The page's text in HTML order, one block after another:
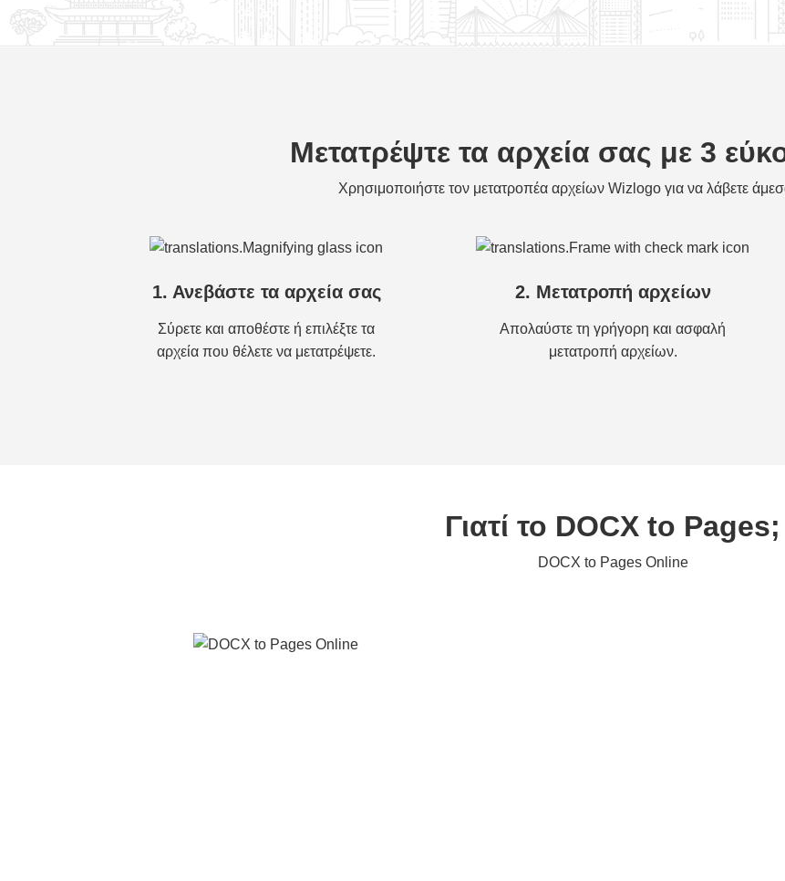
Μετατρέψτε τα αρχεία σας με 3
Χρησιμοποιήστε τον μετατροπέα αρχείων Wizlogo για να λάβετε
1. Ανεβάστε τα αρχεία σας
Σύρετε και αποθέστε ή επιλέξτε τα
αρχεία που θέλετε να μετατρέψετε.
2. Μετατροπή αρχείων
Απολαύστε τη γρήγορη και ασφαλή
μετατροπή αρχείων.
Γιατί το DOCX to Pages;
DOCX to Pages Online